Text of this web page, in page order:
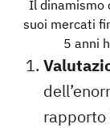
Il dinamismo
suoi mercati
5 anni
rapporto